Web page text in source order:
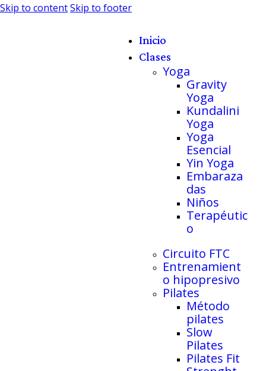
Skip to contentSkip to footer
Inicio
Clases
Yoga
Gravity
Yoga
Kundalini
Yoga
Yoga
Esencial
Yin Yoga
Embaraza
das
Niños
Terapéutic
o
Circuito FTC
Entrenamient
o hipopresivo
Pilates
Método
pilates
Slow
Pilates
Pilates Fit